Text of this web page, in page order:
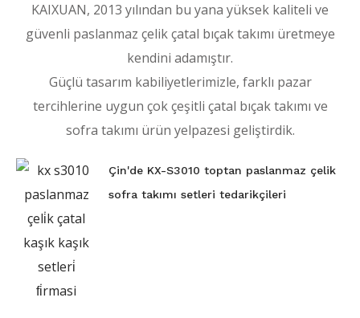
KAIXUAN, 2013 yılından bu yana yüksek kaliteli ve
güvenli paslanmaz çelik çatal bıçak takımı üretmeye
kendini adamıştır.
Güçlü tasarım kabiliyetlerimizle, farklı pazar
tercihlerine uygun çok çeşitli çatal bıçak takımı ve
sofra takımı ürün yelpazesi geliştirdik.
Çin'de KX-S3010 toptan paslanmaz çelik
sofra takımı setleri tedarikçileri